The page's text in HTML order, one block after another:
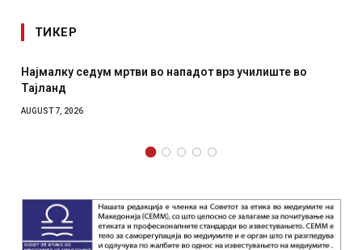
ТИКЕР
нападот врз училиште во
СОЗИС: Украинците